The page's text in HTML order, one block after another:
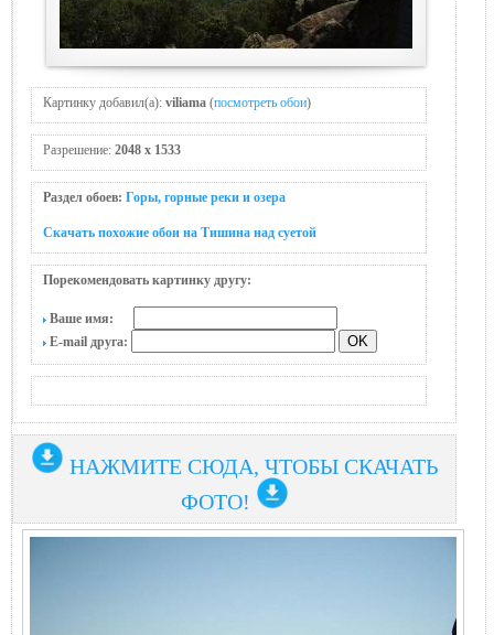
Картинку добавил(а): viliama (посмотреть обои)
Разрешение: 2048 x 1533
Раздел обоев: Горы, горные реки и озера
Скачать похожие обои на Тишина над суетой
Порекомендовать картинку другу:
Ваше имя:
E-mail друга:
НАЖМИТЕ СЮДА, ЧТОБЫ СКАЧАТЬ
ФОТО!